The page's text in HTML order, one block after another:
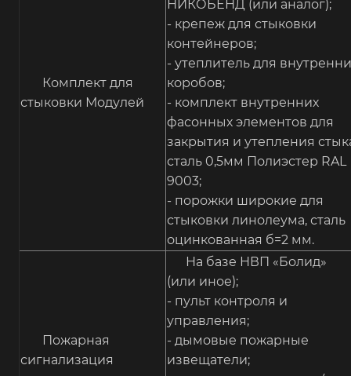
Комплект для
стыковки Модулей
НИКОБЕНД (или аналог);
- крепеж для стыковки
контейнеров;
- утеплитель для
коробов;
- комплект внутренних
фасонных элементов для
закрытия и утепления
сталь 0,5мм Полиэстер RAL
9003;
- порожки широкие для
стыковки линолеума, сталь
оцинкованная б=2 мм.
Пожарная
сигнализация
На базе НВП «Болид»
(или иное);
- пульт контроля и
управления;
- дымовые пожарные
извещатели;